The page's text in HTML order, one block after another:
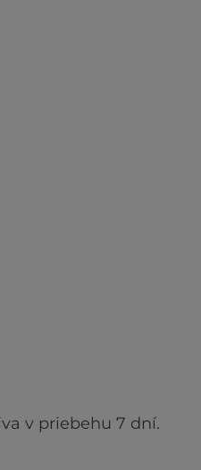
v priebehu 7 dní.